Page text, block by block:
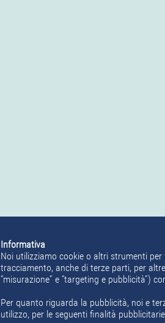
Informativa
Noi utilizziamo cookie o altri strumenti
tracciamento, anche di terze parti, per
“misurazione” e “targeting e pubblicità”)
Per quanto riguarda la pubblicità, noi e
utilizzo, per le seguenti finalità